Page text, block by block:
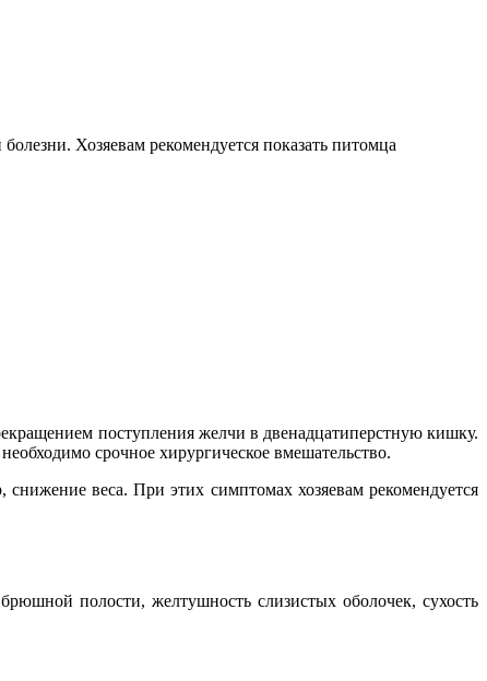
Хозяевам рекомендуется показать питомца
поступления желчи в двенадцатиперстную кишку.
срочное хирургическое вмешательство.
веса. При этих симптомах хозяевам рекомендуется
полости, желтушность слизистых оболочек, сухость